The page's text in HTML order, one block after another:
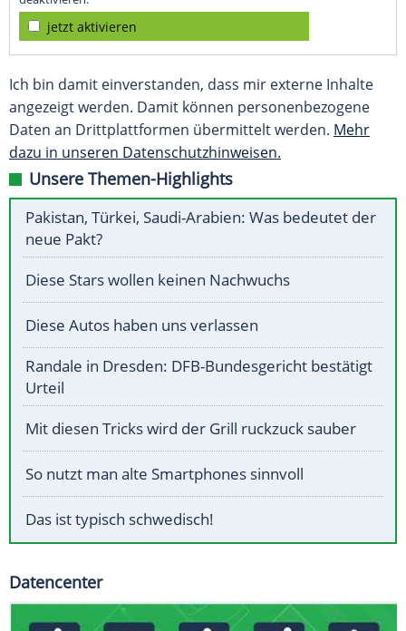
jetzt aktivieren
Ich bin damit einverstanden, dass mir externe Inhalte
angezeigt werden. Damit können personenbezogene
Daten an Drittplattformen übermittelt werden. Mehr
dazu in unseren Datenschutzhinweisen.
Unsere Themen-Highlights
Pakistan, Türkei, Saudi-Arabien: Was bedeutet der
neue Pakt?
Diese Stars wollen keinen Nachwuchs
Diese Autos haben uns verlassen
Randale in Dresden: DFB-Bundesgericht bestätigt
Urteil
Mit diesen Tricks wird der Grill ruckzuck sauber
So nutzt man alte Smartphones sinnvoll
Das ist typisch schwedisch!
Datencenter